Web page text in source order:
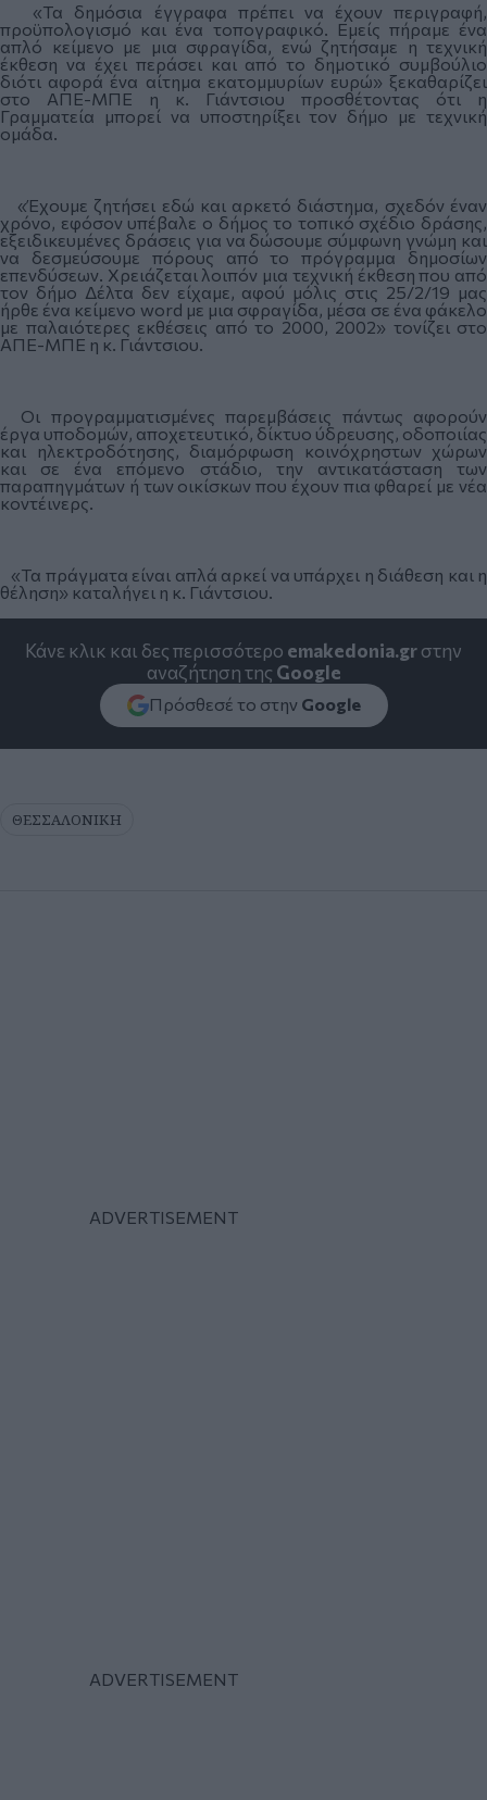
«Τα δημόσια έγγραφα πρέπει να έχουν περιγραφή,
προϋπολογισμό και ένα τοπογραφικό. Εμείς πήραμε ένα
απλό κείμενο με μια σφραγίδα, ενώ ζητήσαμε η τεχνική
έκθεση να έχει περάσει και από το δημοτικό συμβούλιο
διότι αφορά ένα αίτημα εκατομμυρίων ευρώ» ξεκαθαρίζει
στο ΑΠΕ-ΜΠΕ η κ. Γιάντσιου προσθέτοντας ότι η
Γραμματεία μπορεί να υποστηρίξει τον δήμο με τεχνική
ομάδα.
«Έχουμε ζητήσει εδώ και αρκετό διάστημα, σχεδόν έναν
χρόνο, εφόσον υπέβαλε ο δήμος το τοπικό σχέδιο δράσης,
εξειδικευμένες δράσεις για να δώσουμε σύμφωνη γνώμη και
να δεσμεύσουμε πόρους από το πρόγραμμα δημοσίων
επενδύσεων. Χρειάζεται λοιπόν μια τεχνική έκθεση που από
τον δήμο Δέλτα δεν είχαμε, αφού μόλις στις 25/2/19 μας
ήρθε ένα κείμενο word με μια σφραγίδα, μέσα σε ένα φάκελο
με παλαιότερες εκθέσεις από το 2000, 2002» τονίζει στο
ΑΠΕ-ΜΠΕ η κ. Γιάντσιου.
Οι προγραμματισμένες παρεμβάσεις πάντως αφορούν
έργα υποδομών, αποχετευτικό, δίκτυο ύδρευσης, οδοποιίας
και ηλεκτροδότησης, διαμόρφωση κοινόχρηστων χώρων
και σε ένα επόμενο στάδιο, την αντικατάσταση των
παραπηγμάτων ή των οικίσκων που έχουν πια φθαρεί με νέα
κοντέινερς.
«Τα πράγματα είναι απλά αρκεί να υπάρχει η διάθεση και η
θέληση» καταλήγει η κ. Γιάντσιου.
Κάνε κλικ και δες περισσότερο emakedonia.grστην
αναζήτηση της Google
Πρόσθεσέ το στην Google
ΘΕΣΣΑΛΟΝΙΚΗ